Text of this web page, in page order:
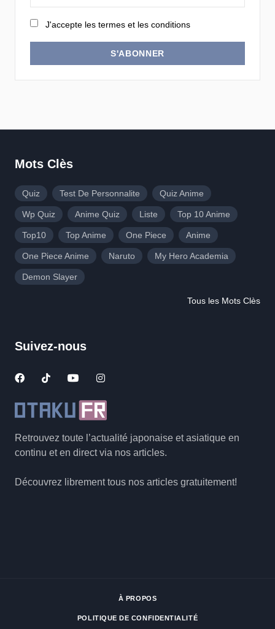
J'accepte les termes et les conditions
S'ABONNER
Retrouvez toute l’actualité japonaise et asiatique en
continu et en direct via nos articles.
Découvrez librement tous nos articles gratuitement!
Mots Clès
Quiz Test De Personnalite Quiz Anime
Wp Quiz Anime Quiz Liste Top 10 Anime
Top10 Top Anime One Piece Anime
One Piece Anime Naruto My Hero Academia
Demon Slayer
Tous les Mots Clès
Suivez-nous
À PROPOS
POLITIQUE DE CONFIDENTIALITÉ